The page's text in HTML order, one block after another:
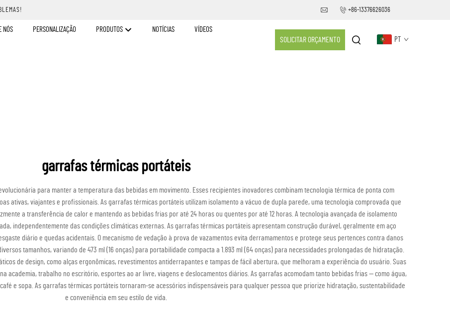
+86-13376626036
NÓS PERSONALIZAÇÃO PRODUTOS NOTÍCIAS VÍDEOS
SOLICITAR ORÇAMENTO PT
garrafas térmicas portáteis
para manter a temperatura das bebidas em movimento. Esses recipientes inovadores combinam tecnologia térmica de ponta com
ativas, viajantes e profissionais. As garrafas térmicas portáteis utilizam isolamento a vácuo de dupla parede, uma tecnologia comprovada que
a transferência de calor e mantendo as bebidas frias por até 24 horas ou quentes por até 12 horas. A tecnologia avançada de isolamento
independentemente das condições climáticas externas. As garrafas térmicas portáteis apresentam construção durável, geralmente em aço
diário e quedas acidentais. O mecanismo de vedação à prova de vazamentos evita derramamentos e protege seus pertences contra danos
tamanhos, variando de 473 ml (16 onças) para portabilidade compacta a 1.893 ml (64 onças) para necessidades prolongadas de hidratação.
de design, como alças ergonômicas, revestimentos antiderrapantes e tampas de fácil abertura, que melhoram a experiência do usuário. Suas
academia, trabalho no escritório, esportes ao ar livre, viagens e deslocamentos diários. As garrafas acomodam tanto bebidas frias — como água,
e sopa. As garrafas térmicas portáteis tornaram-se acessórios indispensáveis para qualquer pessoa que priorize hidratação, sustentabilidade
e conveniência em seu estilo de vida.